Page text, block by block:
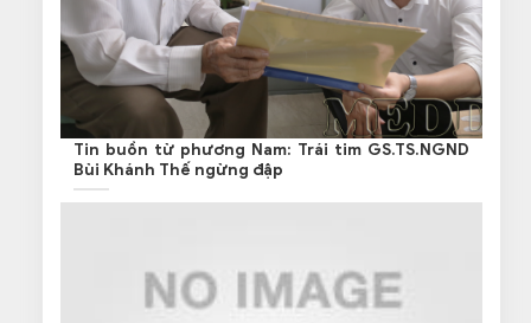
Tin buồn từ phương Nam: Trái tim GS.TS.NGND
Bùi Khánh Thế ngừng đập